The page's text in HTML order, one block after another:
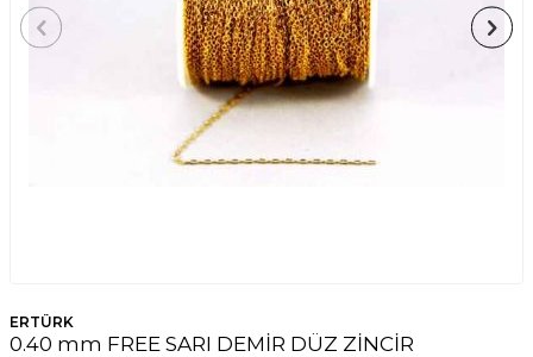
ERTÜRK
0.40 mm FREE SARI DEMİR DÜZ ZİNCİR